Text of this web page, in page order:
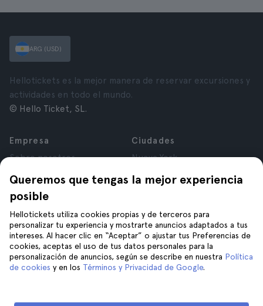
Queremos que tengas la mejor experiencia
posible
Hellotickets utiliza cookies propias y de terceros para
personalizar tu experiencia y mostrarte anuncios adaptados a tus
intereses. Al hacer clic en “Aceptar” o ajustar tus Preferencias de
cookies, aceptas el uso de tus datos personales para la
personalización de anuncios, según se describe en nuestra Política
de cookies y en los Términos y Privacidad de Google.
ARG (USD)
Hellotickets es la mejor manera de reservar excursiones y
actividades en todo el mundo.
© Hello Ticket, SL.
Empresa
Sobre nosotros
Afiliados
Opiniones
Privacidad
Términos y Condiciones
Aviso Legal
Cookies
Ciudades
Nueva York
París
Granada
Cracovia
Tenerife